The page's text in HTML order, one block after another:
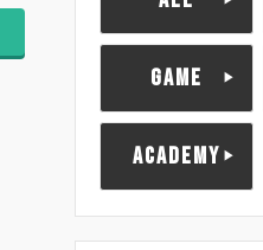
GAME
ACADEMY